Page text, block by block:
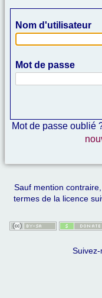
Nom d'utilisateur
Mot de passe
Mot de passe oublié
Sauf mention
termes de la licence